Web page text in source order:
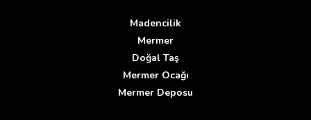
Madencilik
Mermer
Doğal Taş
Mermer Ocağı
Mermer Deposu